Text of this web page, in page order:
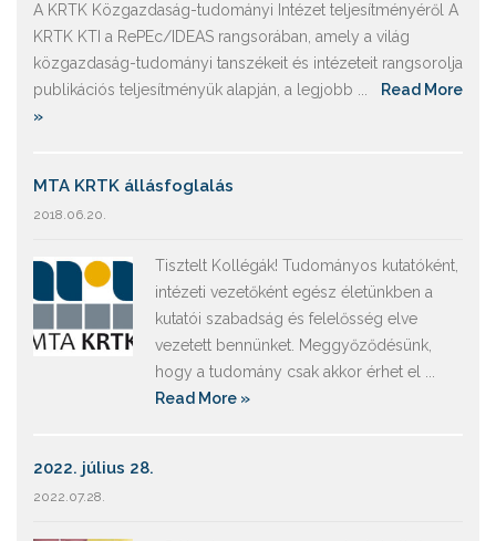
A KRTK Közgazdaság-tudományi Intézet teljesítményéről A
KRTK KTI a RePEc/IDEAS rangsorában, amely a világ
közgazdaság-tudományi tanszékeit és intézeteit rangsorolja
publikációs teljesítményük alapján, a legjobb ...
Read More
»
MTA KRTK állásfoglalás
2018.06.20.
Tisztelt Kollégák! Tudományos kutatóként,
intézeti vezetőként egész életünkben a
kutatói szabadság és felelősség elve
vezetett bennünket. Meggyőződésünk,
hogy a tudomány csak akkor érhet el ...
Read More »
2022. július 28.
2022.07.28.